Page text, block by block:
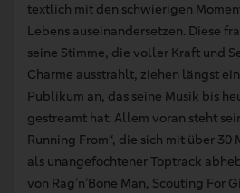
textlich mit den schwierigen
Lebens auseinandersetzen. Diese
seine Stimme, die voller Kraft und
Charme ausstrahlt, ziehen längst
Publikum an, das seine Musik bis
gestreamt hat. Allem voran steht
Running From“, die sich mit über 30
als unangefochtener Toptrack
von Rag’n’Bone Man, Scouting For